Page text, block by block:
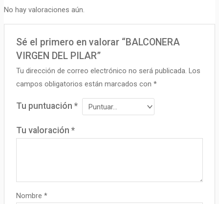
No hay valoraciones aún.
Sé el primero en valorar “BALCONERA
VIRGEN DEL PILAR”
Tu dirección de correo electrónico no será publicada. Los
campos obligatorios están marcados con*
Tu puntuación*
Tu valoración*
Nombre*